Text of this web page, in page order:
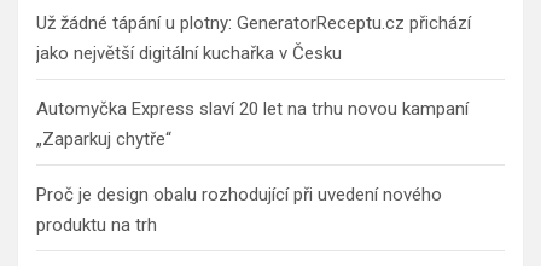
Už žádné tápání u plotny: GeneratorReceptu.cz přichází
jako největší digitální kuchařka v Česku
Automyčka Express slaví 20 let na trhu novou kampaní
„Zaparkuj chytře“
Proč je design obalu rozhodující při uvedení nového
produktu na trh